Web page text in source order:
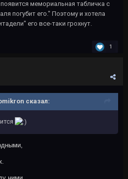
мемориальная табличка с
погубит его." Поэтому и хотела
его все-таки грохнут.
1
сказал: